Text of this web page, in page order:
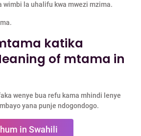
wimbi la uhalifu kwa mwezi mzima.
katika
of mtama in
wenye bua refu kama mhindi lenye
yana punje ndogondogo.
in Swahili